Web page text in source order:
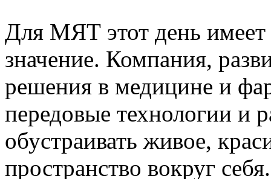
Для МЯТ этот день имеет
значение. Компания,
решения в медицине и
передовые технологии и
обустраивать живое,
пространство вокруг себя.